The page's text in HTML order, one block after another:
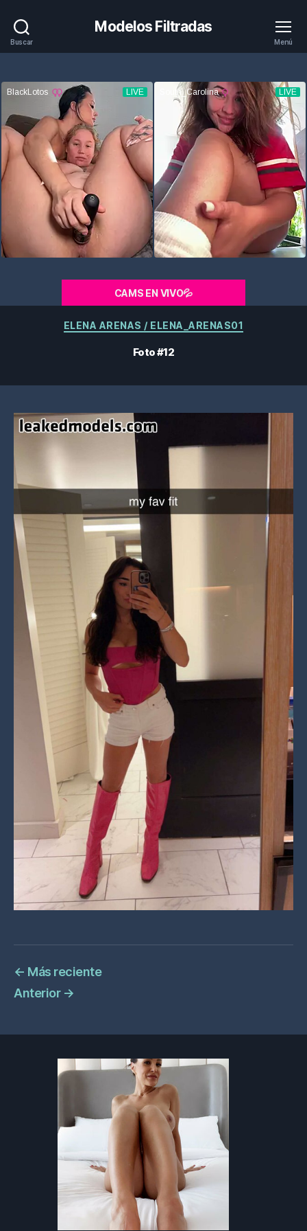
Buscar
Modelos Filtradas
Menú
CAMS EN VIVO💦
Categorías
ELENA ARENAS / ELENA_ARENAS01
Foto #12
← Más reciente
Anterior →